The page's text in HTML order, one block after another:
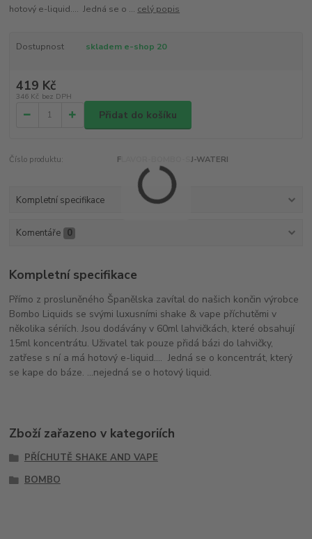
hotový e-liquid.... Jedná se o ... celý popis
Dostupnost skladem e-shop 20
419 Kč
346 Kč bez DPH
Přidat do košíku
Číslo produktu: FLAVOR-BOMBO-SJ-WATERI
Kompletní specifikace
Komentáře 0
Kompletní specifikace
Přímo z prosluněného Španělska zavítal do našich končin výrobce
Bombo Liquids se svými luxusními shake & vape příchutěmi v
několika sériích. Jsou dodávány v 60ml lahvičkách, které obsahují
15ml koncentrátu. Uživatel tak pouze přidá bázi do lahvičky,
zatřese s ní a má hotový e-liquid.... Jedná se o koncentrát, který
se kape do báze. ...nejedná se o hotový liquid.
Zboží zařazeno v kategoriích
PŘÍCHUTĚ SHAKE AND VAPE
BOMBO